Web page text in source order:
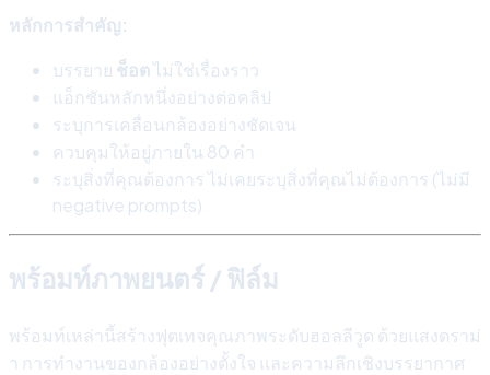
หลักการสำคัญ:
บรรยาย ช็อตไม่ใช่เรื่องราว
แอ็กชันหลักหนึ่งอย่างต่อคลิป
ระบุการเคลื่อนกล้องอย่างชัดเจน
ควบคุมให้อยู่ภายใน 80 คำ
ระบุสิ่งที่คุณต้องการ ไม่เคยระบุสิ่งที่คุณไม่ต้องการ (ไม่มี
negative prompts)
พร้อมท์ภาพยนตร์ / ฟิล์ม
พร้อมท์เหล่านี้สร้างฟุตเทจคุณภาพระดับฮอลลีวูด ด้วยแสงดราม่
า การทำงานของกล้องอย่างตั้งใจ และความลึกเชิงบรรยากาศ